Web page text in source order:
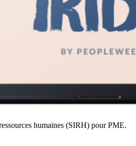
humaines (SIRH) pour PME.